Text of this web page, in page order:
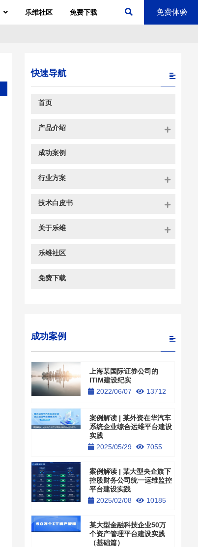
免费体验
乐维社区 免费下载
快速导航
首页
产品介绍
成功案例
行业方案
技术白皮书
关于乐维
乐维社区
免费下载
成功案例
上海某国际证券公司的
ITIM建设纪实
2022/06/07
13712
案例解读 | 某外资在华汽车
系统企业综合运维平台建设
实践
2025/05/29
7055
案例解读 | 某大型央企旗下
控股财务公司统一运维监控
平台建设实践
2025/02/08
10185
某大型金融科技企业50万
个资产管理平台建设实践
（基础篇）